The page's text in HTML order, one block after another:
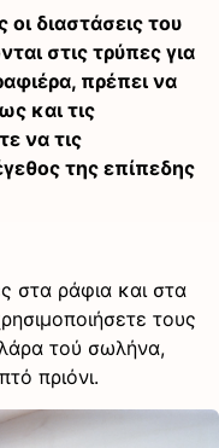
διαστάσεις του
στις τρύπες για
πρέπει να
και τις
να τις
της επίπεδης
στα ράφια και στα
τους
τού σωλήνα,
πριόνι.